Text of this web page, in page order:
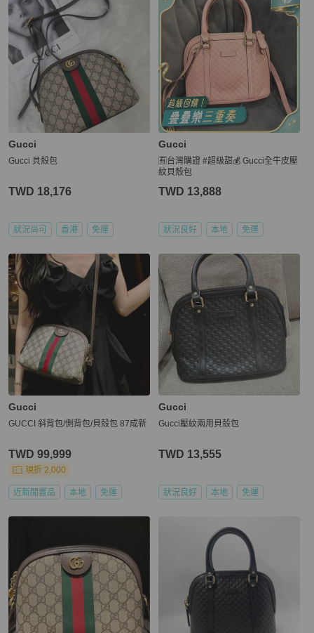
Gucci
Gucci 貝殼包
TWD 18,176
狀況尚可 香港 免運
Gucci
🈶台灣購證 #超級甜💰 Gucci全牛皮壓
紋貝殼包
TWD 13,888
狀況良好 本地 免運
Gucci
GUCCI 斜背包/側背包/貝殼包 87成新
TWD 99,999
現折 2,000
近新閒置品 本地 免運
Gucci
Gucci壓紋兩用貝殼包
TWD 13,555
狀況良好 本地 免運